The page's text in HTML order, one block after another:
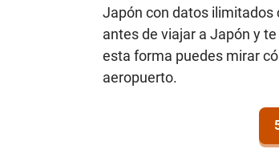
Japón con datos ilimitados
antes de viajar a Japón y
esta forma puedes mirar
aeropuerto.